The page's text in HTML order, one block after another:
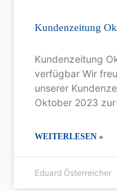
Kundenzeitung
Kundenzeitung
verfügbar Wir
unserer
Oktober 2023
WEITERLESEN »
Eduard Österreicher